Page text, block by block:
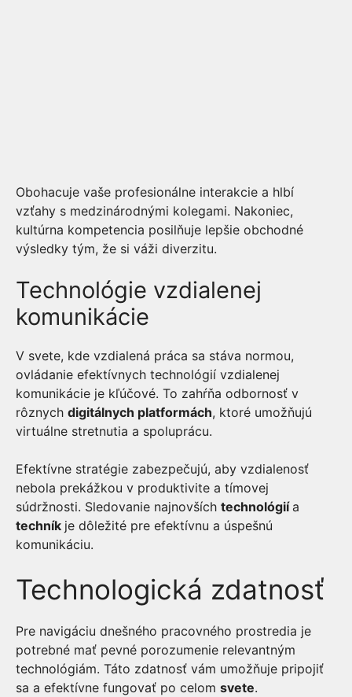
Obohacuje vaše profesionálne interakcie a hlbí
vzťahy s medzinárodnými kolegami. Nakoniec,
kultúrna kompetencia posilňuje lepšie obchodné
výsledky tým, že si váži diverzitu.
Technológie vzdialenej
komunikácie
V svete, kde vzdialená práca sa stáva normou,
ovládanie efektívnych technológií vzdialenej
komunikácie je kľúčové. To zahŕňa odbornosť v
rôznych digitálnych platformách, ktoré umožňujú
virtuálne stretnutia a spoluprácu.
Efektívne stratégie zabezpečujú, aby vzdialenosť
nebola prekážkou v produktivite a tímovej
súdržnosti. Sledovanie najnovších technológiía
techník je dôležité pre efektívnu a úspešnú
komunikáciu.
Technologická zdatnosť
Pre navigáciu dnešného pracovného prostredia je
potrebné mať pevné porozumenie relevantným
technológiám. Táto zdatnosť vám umožňuje pripojiť
sa a efektívne fungovať po celom svete.